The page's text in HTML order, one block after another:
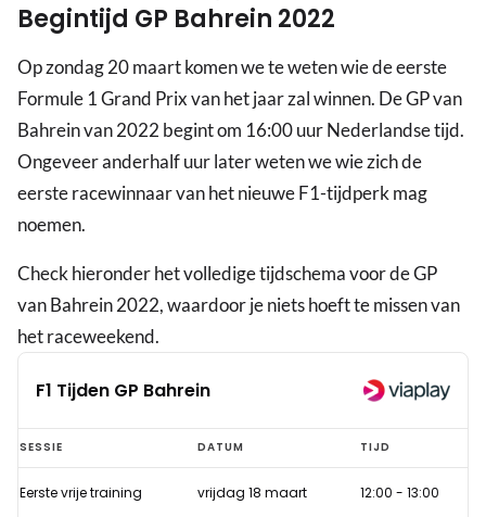
Begintijd GP Bahrein 2022
Op zondag 20 maart komen we te weten wie de eerste
Formule 1 Grand Prix van het jaar zal winnen. De GP van
Bahrein van 2022 begint om 16:00 uur Nederlandse tijd.
Ongeveer anderhalf uur later weten we wie zich de
eerste racewinnaar van het nieuwe F1-tijdperk mag
noemen.
Check hieronder het volledige tijdschema voor de GP
van Bahrein 2022, waardoor je niets hoeft te missen van
het raceweekend.
F1 Tijden GP Bahrein
F1
Tijden
GP
SESSIE DATUM TIJD
Eerste vrije training vrijdag 18 maart 12:00 - 13:00